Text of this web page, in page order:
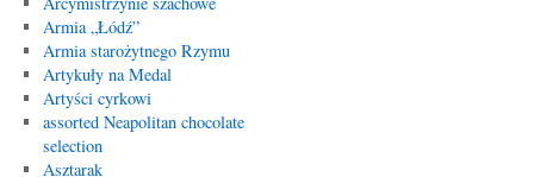
Armia „Łódź”
Armia starożytnego Rzymu
Artykuły na Medal
Artyści cyrkowi
assorted Neapolitan chocolate
selection
Asztarak